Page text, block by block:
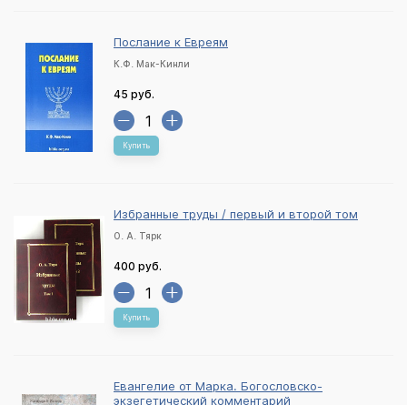
Послание к Евреям
К.Ф. Мак-Кинли
45 руб.
Купить
Избранные труды / первый и второй том
О. А. Тярк
400 руб.
Купить
Евангелие от Марка. Богословско-
экзегетический комментарий